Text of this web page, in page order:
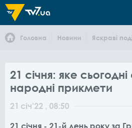
Головна Новини Яскраві
21 січня: яке
народні прикмети
21 січ'22 , 08:50
21 січня - 21-й день року за